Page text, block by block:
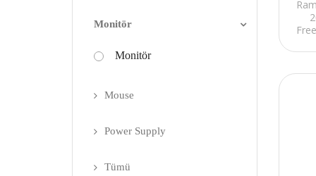
Monitör
Monitör
Mouse
Power Supply
Tümü